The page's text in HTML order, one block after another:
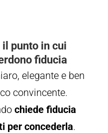
il punto in cui
fiducia
elegante e ben
convincente.
chiede fiducia
per concederla.